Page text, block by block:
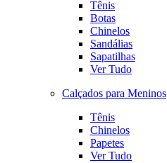
Tênis
Botas
Chinelos
Sandálias
Sapatilhas
Ver Tudo
Calçados para Meninos
Tênis
Chinelos
Papetes
Ver Tudo